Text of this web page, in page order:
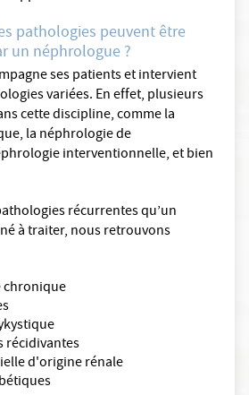
pathologies peuvent être
un néphrologue ?
ses patients et intervient
variées. En effet, plusieurs
cette discipline, comme la
la néphrologie de
interventionnelle, et bien
récurrentes qu’un
à traiter, nous retrouvons
chronique
récidivantes
d'origine rénale